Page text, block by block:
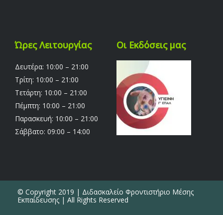
Ώρες Λειτουργίας
Δευτέρα: 10:00 – 21:00
Τρίτη: 10:00 – 21:00
Τετάρτη: 10:00 – 21:00
Πέμπτη: 10:00 – 21:00
Παρασκευή: 10:00 – 21:00
Σάββατο: 09:00 – 14:00
Οι Εκδόσεις μας
© Copyright 2019 | Διδασκαλείο Φροντιστήριο Μέσης
Εκπαίδευσης | All Rights Reserved